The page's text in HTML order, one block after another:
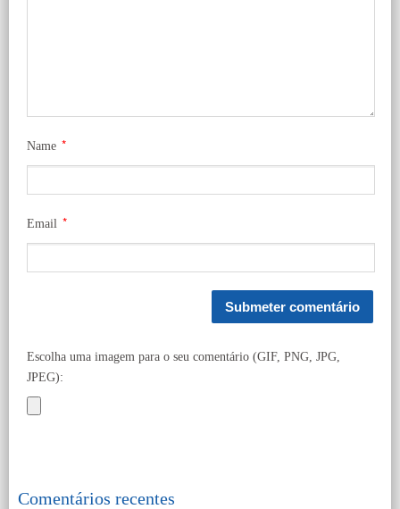
Name *
Email *
Escolha uma imagem para o seu comentário (GIF, PNG, JPG,
JPEG):
Comentários recentes